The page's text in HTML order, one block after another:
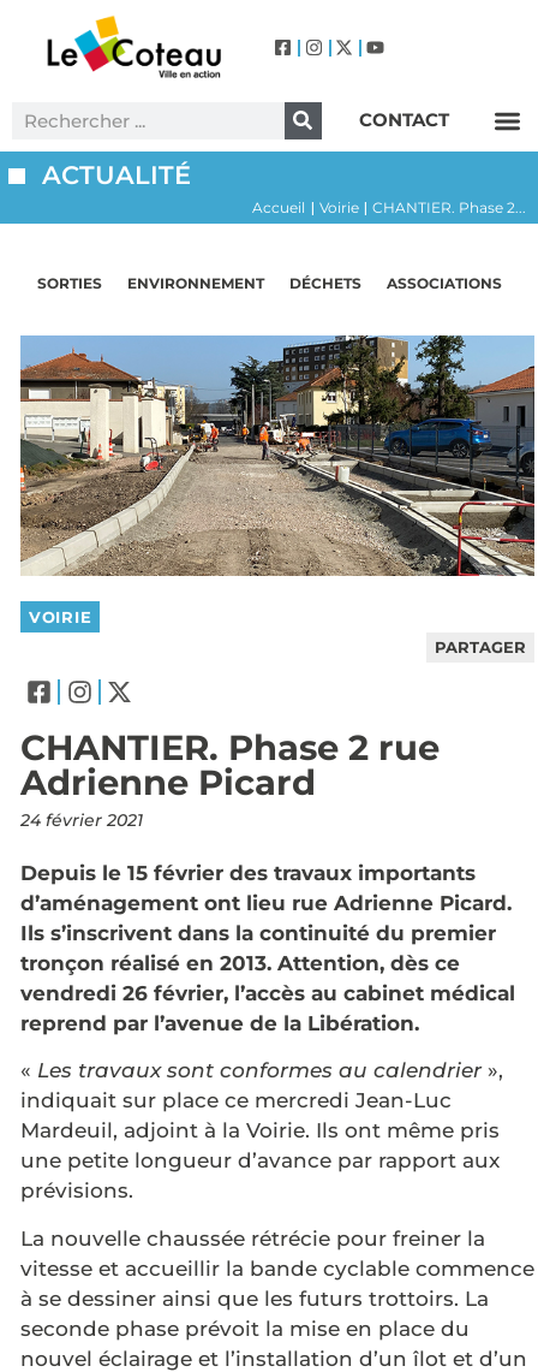
CONTACT
ACTUALITÉ
Accueil | Voirie | CHANTIER. Phase 2...
SORTIES ENVIRONNEMENT DÉCHETS ASSOCIATIONS
VOIRIE
PARTAGER
CHANTIER. Phase 2 rue
Adrienne Picard
24 février 2021
Depuis le 15 février des travaux importants
d’aménagement ont lieu rue Adrienne Picard.
Ils s’inscrivent dans la continuité du premier
tronçon réalisé en 2013. Attention, dès ce
vendredi 26 février, l’accès au cabinet médical
reprend par l’avenue de la Libération.
« Les travaux sont conformes au calendrier»,
indiquait sur place ce mercredi Jean-Luc
Mardeuil, adjoint à la Voirie. Ils ont même pris
une petite longueur d’avance par rapport aux
prévisions.
La nouvelle chaussée rétrécie pour freiner la
vitesse et accueillir la bande cyclable commence
à se dessiner ainsi que les futurs trottoirs. La
seconde phase prévoit la mise en place du
nouvel éclairage et l’installation d’un îlot et d’un